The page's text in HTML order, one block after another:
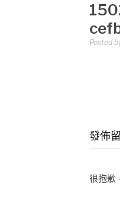
Posted
發佈
很抱歉